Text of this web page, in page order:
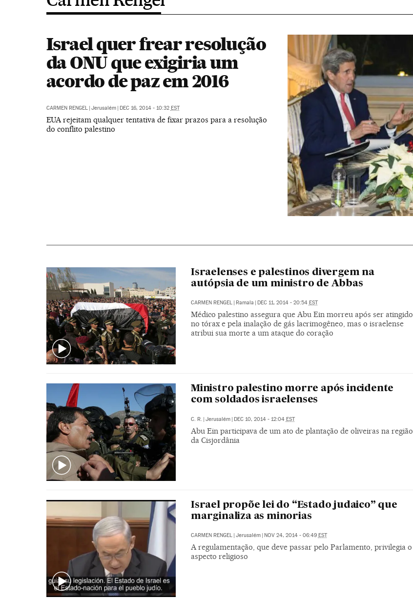
Israel quer frear resolução
da ONU que exigiria um
acordo de paz em 2016
CARMEN RENGEL | Jerusalém | DEC 16, 2014 - 10:32 EST
EUA rejeitam qualquer tentativa de fixar prazos para a resolução
do conflito palestino
Israelenses e palestinos divergem na
autópsia de um ministro de Abbas
CARMEN RENGEL | Ramala | DEC 11, 2014 - 20:54 EST
Médico palestino assegura que Abu Ein morreu após ser atingido
no tórax e pela inalação de gás lacrimogêneo, mas o israelense
atribui sua morte a um ataque do coração
Ministro palestino morre após incidente
com soldados israelenses
C. R. | Jerusalém | DEC 10, 2014 - 12:04 EST
Abu Ein participava de um ato de plantação de oliveiras na região
da Cisjordânia
Israel propõe lei do “Estado judaico” que
marginaliza as minorias
CARMEN RENGEL Jerusalém NOV 24, 2014 - 06:49 EST
A regulamentação, que deve passar pelo Parlamento, privilegia o
aspecto religioso